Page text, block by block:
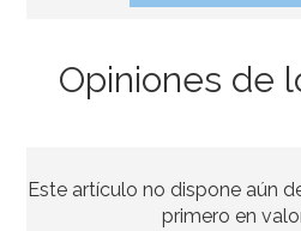
32,95€
Opiniones de
Este artículo no dispone aún
primero en